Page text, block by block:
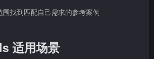
找到匹配自己需求的参考案例
适用场景